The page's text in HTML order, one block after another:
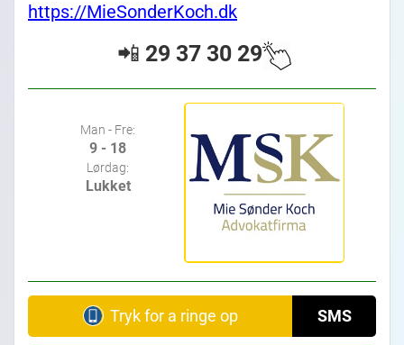
https://MieSonderKoch.dk
📲 29 37 30 29
Man - Fre:
9 - 18
Lørdag:
Lukket
Tryk for a ringe op SMS